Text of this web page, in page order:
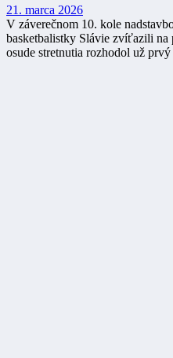
21. marca 2026
V záverečnom 10. kole
basketbalistky Slávie zvíťazili na
osude stretnutia rozhodol už prvý